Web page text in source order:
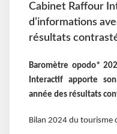
Cabinet Raffour
d’informations
résultats
Baromètre opodo*
Interactif apporte
année des résultats
Bilan 2024 du tourisme